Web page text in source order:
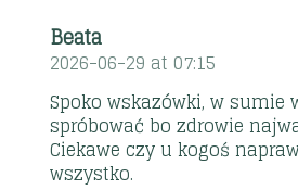
Beata
2026-06-29 at 07:15
Spoko wskazówki, w sumie
spróbować bo zdrowie
Ciekawe czy u kogoś
wszystko.